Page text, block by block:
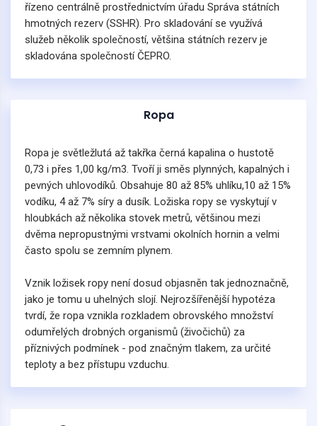
řízeno centrálně prostřednictvím úřadu Správa státních
hmotných rezerv (SSHR). Pro skladování se využívá
služeb několik společností, většina státních rezerv je
skladována společností ČEPRO.
Ropa
Ropa je světležlutá až takřka černá kapalina o hustotě
0,73 i přes 1,00 kg/m3. Tvoří ji směs plynných, kapalných i
pevných uhlovodíků. Obsahuje 80 až 85% uhlíku,10 až 15%
vodíku, 4 až 7% síry a dusík. Ložiska ropy se vyskytují v
hloubkách až několika stovek metrů, většinou mezi
dvěma nepropustnými vrstvami okolních hornin a velmi
často spolu se zemním plynem.
Vznik ložisek ropy není dosud objasněn tak jednoznačně,
jako je tomu u uhelných slojí. Nejrozšířenější hypotéza
tvrdí, že ropa vznikla rozkladem obrovského množství
odumřelých drobných organismů (živočichů) za
příznivých podmínek - pod značným tlakem, za určité
teploty a bez přístupu vzduchu.